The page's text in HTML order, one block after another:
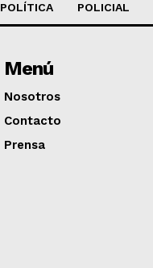
POLÍTICA POLICIAL
Menú
Nosotros
Contacto
Prensa